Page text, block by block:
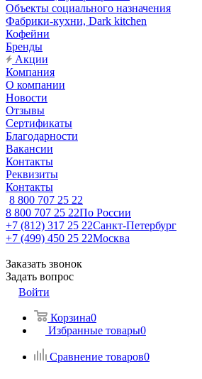
Объекты социального назначения
Фабрики-кухни, Dark kitchen
Кофейни
Бренды
Акции
Компания
О компании
Новости
Отзывы
Сертификаты
Благодарности
Вакансии
Контакты
Реквизиты
Контакты
8 800 707 25 22
8 800 707 25 22По России
+7 (812) 317 25 22Санкт-Петербург
+7 (499) 450 25 22Москва
Заказать звонок
Задать вопрос
Войти
Корзина0
Избранные товары0
Сравнение товаров0